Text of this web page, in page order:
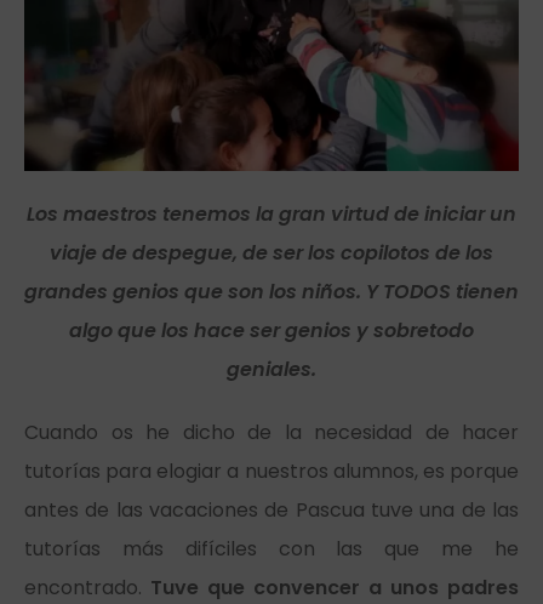
Los maestros tenemos la gran virtud de iniciar un
viaje de despegue, de ser los copilotos de los
grandes genios que son los niños. Y TODOS tienen
algo que los hace ser genios y sobretodo
geniales.
Cuando os he dicho de la necesidad de hacer
tutorías para elogiar a nuestros alumnos, es porque
antes de las vacaciones de Pascua tuve una de las
tutorías más difíciles con las que me he
encontrado. Tuve que convencer a unos padres